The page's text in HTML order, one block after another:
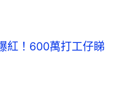
紅！600萬打工仔睇